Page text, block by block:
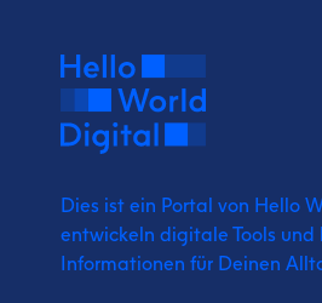
Dies ist ein Portal von Hello
entwickeln digitale Tools und
Informationen für Deinen